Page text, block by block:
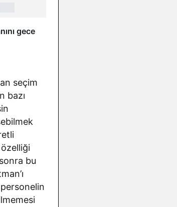
gece
seçim
bazı
özelliği
bu